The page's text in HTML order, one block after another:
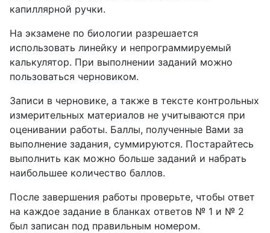
капиллярной ручки.
На экзамене по биологии разрешается
использовать линейку и непрограммируемый
калькулятор. При выполнении заданий можно
пользоваться черновиком.
Записи в черновике, а также в тексте контрольных
измерительных материалов не учитываются при
оценивании работы. Баллы, полученные Вами за
выполнение задания, суммируются. Постарайтесь
выполнить как можно больше заданий и набрать
наибольшее количество баллов.
После завершения работы проверьте, чтобы ответ
на каждое задание в бланках ответов № 1 и № 2
был записан под правильным номером.